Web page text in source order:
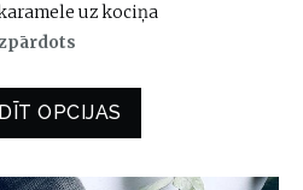
uz kociņa
OPCIJAS